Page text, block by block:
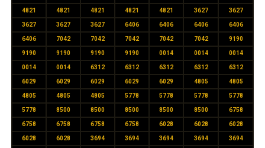
4821 4821 4821 4821 4821 3627 3627
3627 3627 3627 6406 6406 6406 6406
6406 7042 7042 7042 7042 7042 9190
9190 9190 9190 9190 0014 0014 0014
0014 0014 6312 6312 6312 6312 6312
6029 6029 6029 6029 6029 4805 4805
4805 4805 4805 5778 5778 5778 5778
5778 8500 8500 8500 8500 8500 6758
6758 6758 6758 6758 6028 6028 6028
6028 6028 3694 3694 3694 3694 3694